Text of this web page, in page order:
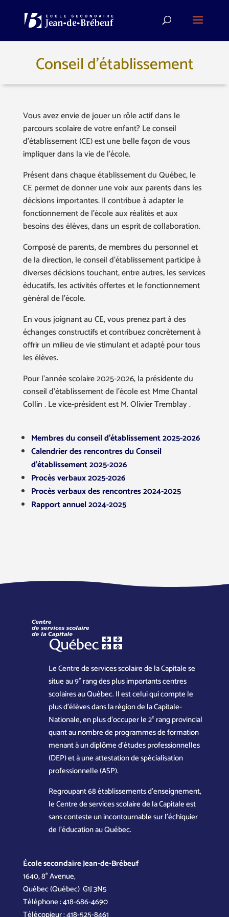
Conseil d’établissement
Vous avez envie de jouer un rôle actif dans le
parcours scolaire de votre enfant? Le conseil
d’établissement (CE) est une belle façon de vous
impliquer dans la vie de l’école.
Présent dans chaque établissement du Québec, le
CE permet de donner une voix aux parents dans les
décisions importantes. Il contribue à adapter le
fonctionnement de l’école aux réalités et aux
besoins des élèves, dans un esprit de collaboration.
Composé de parents, de membres du personnel et
de la direction, le conseil d’établissement participe à
diverses décisions touchant, entre autres, les services
éducatifs, les activités offertes et le fonctionnement
général de l’école.
En vous joignant au CE, vous prenez part à des
échanges constructifs et contribuez concrètement à
offrir un milieu de vie stimulant et adapté pour tous
les élèves.
Pour l’année scolaire 2025-2026, la présidente du
conseil d’établissement de l’école est Mme Chantal
Collin . Le vice-président est M. Olivier Tremblay .
Membres du conseil d’établissement 2025-2026
Calendrier des rencontres du Conseil
d’établissement 2025-2026
Procès verbaux 2025-2026
Procès verbaux des rencontres 2024-2025
Rapport annuel 2024-2025
Le Centre de services scolaire de la Capitale se
situe au 9erang des plus importants centres
scolaires au Québec. Il est celui qui compte le
plus d’élèves dans la région de la Capitale-
Nationale, en plus d’occuper le 2erang provincial
quant au nombre de programmes de formation
menant à un diplôme d’études professionnelles
(DEP) et à une attestation de spécialisation
professionnelle (ASP).
Regroupant 68 établissements d’enseignement,
le Centre de services scolaire de la Capitale est
sans conteste un incontournable sur l’échiquier
de l’éducation au Québec.
École secondaire Jean-de-Brébeuf
1640, 8eAvenue,
Québec (Québec) G1J 3N5
Téléphone : 418-686-4690